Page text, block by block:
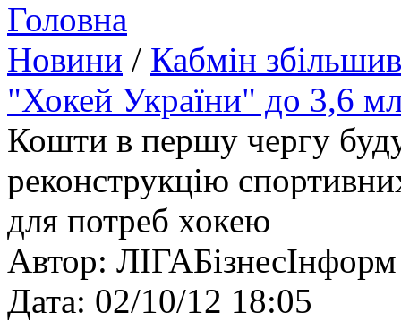
Головна
Новини / Кабмін
"Хокей України" до 3,6
Кошти в першу чергу
реконструкцію
для потреб хокею
Автор: ЛIГАБiзнесIнформ
Дата: 02/10/12 18:05